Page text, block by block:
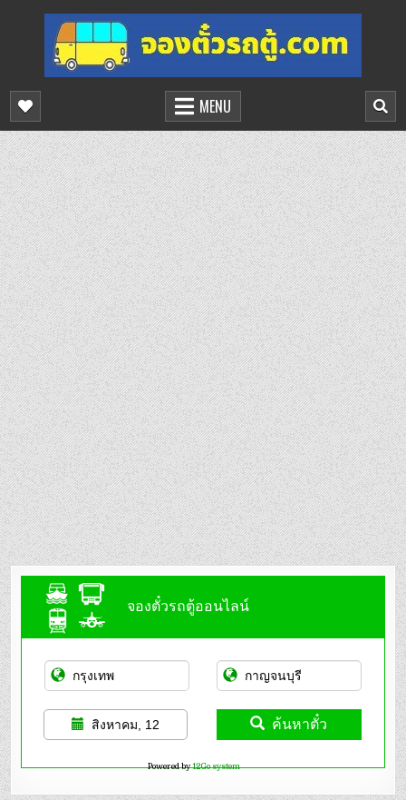
content
จองตั๋วรถตู้ออนไลน์
บริการจองตั๋วรถตู้ออนไลน์
MENU
จองตั๋วรถตู้ออนไลน์
สิงหาคม, 12 ค้นหาตั๋ว
Powered by12Go system